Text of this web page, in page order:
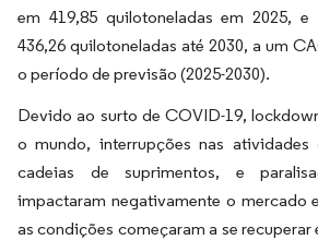
em 419,85 quilotoneladas em 2025, e
436,26 quilotoneladas até 2030, a um
o período de previsão (2025-2030).
Devido ao surto de COVID-19,
o mundo, interrupções nas
cadeias de suprimentos, e
impactaram negativamente o mercado
as condições começaram a se recuperar